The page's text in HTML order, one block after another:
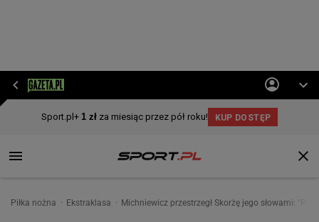
Piłka nożna Ekstraklasa Michniewicz przestrzegł Skorżę jego słowami: